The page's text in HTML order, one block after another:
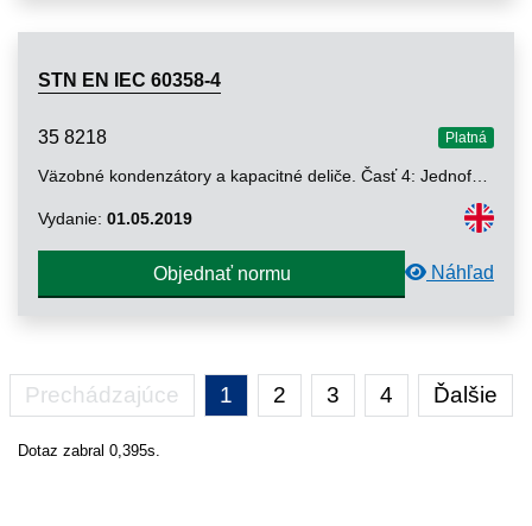
STN EN IEC 60358-4
35 8218 Platná
Vydanie: 01.05.2019
Objednať normu Náhľad
Prechádzajúce 1 2 3 4 Ďalšie
Dotaz zabral 0,395s.